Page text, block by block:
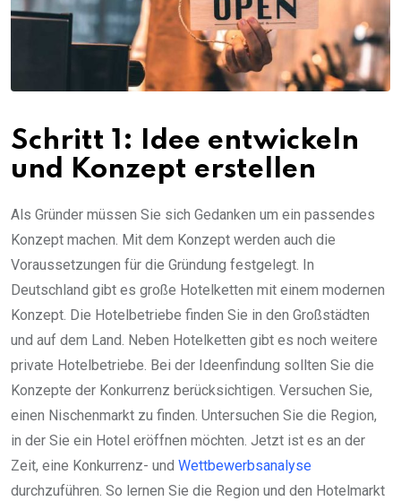
Schritt 1: Idee entwickeln
und Konzept erstellen
Als Gründer müssen Sie sich Gedanken um ein passendes
Konzept machen. Mit dem Konzept werden auch die
Voraussetzungen für die Gründung festgelegt. In
Deutschland gibt es große Hotelketten mit einem modernen
Konzept. Die Hotelbetriebe finden Sie in den Großstädten
und auf dem Land. Neben Hotelketten gibt es noch weitere
private Hotelbetriebe. Bei der Ideenfindung sollten Sie die
Konzepte der Konkurrenz berücksichtigen. Versuchen Sie,
einen Nischenmarkt zu finden. Untersuchen Sie die Region,
in der Sie ein Hotel eröffnen möchten. Jetzt ist es an der
Zeit, eine Konkurrenz- und Wettbewerbsanalyse
durchzuführen. So lernen Sie die Region und den Hotelmarkt